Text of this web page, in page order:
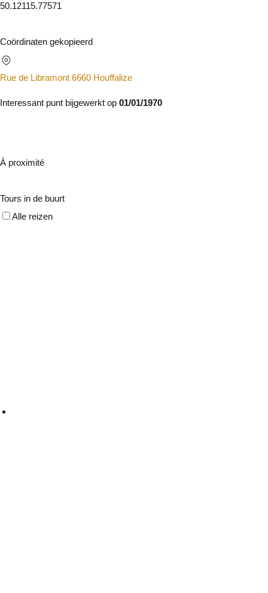
50.12115.77571
Coördinaten gekopieerd
Rue de Libramont 6660 Houffalize
Interessant punt bijgewerkt op 01/01/1970
À proximité
Tours in de buurt
Alle reizen